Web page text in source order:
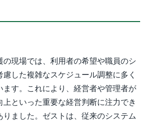
現場では、利用者の希望や職員のシ
した複雑なスケジュール調整に多く
ます。これにより、経営者や管理者が
といった重要な経営判断に注力でき
りました。ゼストは、従来のシステム